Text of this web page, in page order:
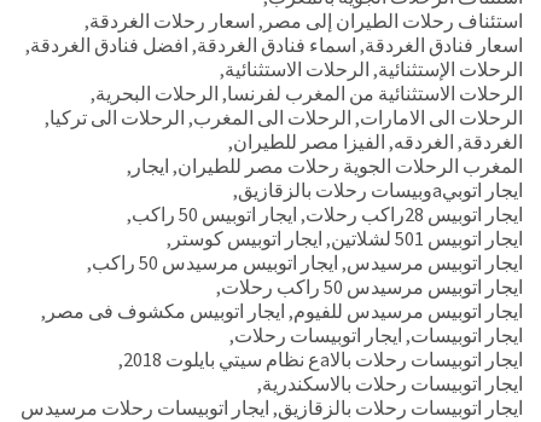
استئناف رحلات الطيران إلى مصر , اسعار رحلات الغردقة,
اسعار فنادق الغردقة, اسماء فنادق الغردقة, افضل فنادق الغردقة,
الرحلات الإستثنائية, الرحلات الاستثنائية,
الرحلات الاستثنائية من المغرب لفرنسا, الرحلات البحرية,
الرحلات الى الامارات, الرحلات الى المغرب, الرحلات الى تركيا,
الغردقة, الغردقه, الفيزا مصر للطيران,
المغرب الرحلات الجوية رحلات مصر للطيران, ايجار ,
ايجار اتوبيaوبيسات رحلات بالزقازيق
,
ايجار اتوبيس 28راكب رحلات
, ايجار اتوبيس 50 راكب
,
ايجار اتوبيس 501 لشلاتين
, ايجار اتوبيس كوستر ,
ايجار اتوبيس مرسيدس, ايجار اتوبيس مرسيدس 50 راكب
,
ايجار اتوبيس مرسيدس 50 راكب رحلات
,
ايجار اتوبيس مرسيدس للفيوم, ايجار اتوبيس مكشوف فى مصر ,
ايجار اتوبيسات, ايجار اتوبيسات رحلات,
ايجار اتوبيسات رحلات بالاaع نظام سيتي بايلوت 2018
,
ايجار اتوبيسات رحلات بالاسكندرية,
ايجار اتوبيسات رحلات بالزقازيق, ايجار اتوبيسات رحلات مرسيدس